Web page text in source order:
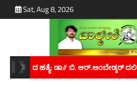
to
Sat, Aug 8, 2026
ದಲಿತ ಪ್ರಜಾ ಸಂಘದಿಂದ ರಾಜ್ಯಪಾಲರಿಗೆ